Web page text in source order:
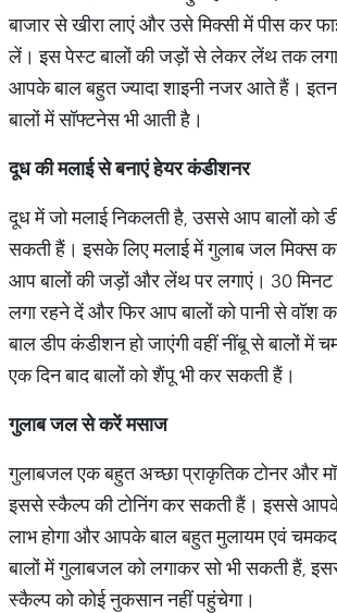
बाजार से खीरा लाएं और उसे मिक्‍सी में पीस कर
लें। इस पेस्ट बालों की जड़ों से लेकर लेंथ तक
आपके बाल बहुत ज्यादा शाइनी नजर आते हैं।
बालों में सॉफ्टनेस भी आती है।
दूध की मलाई से बनाएं हेयर कंडीशनर
दूध में जो मलाई निकलती है, उससे आप बालों को
सकती हैं। इसके लिए मलाई में गुलाब जल मिक्‍स
आप बालों की जड़ों और लेंथ पर लगाएं। 30
लगा रहने दें और फिर आप बालों को पानी से वॉश
बाल डीप कंडीशन हो जाएंगी वहीं नींबू से बालों
एक दिन बाद बालों को शैंपू भी कर सकती हैं।
गुलाब जल से करें मसाज
गुलाबजल एक बहुत अच्छा प्राकृतिक टोनर और
इससे स्कैल्प की टोनिंग कर सकती हैं। इससे आपके
लाभ होगा और आपके बाल बहुत मुलायम एवं
बालों में गुलाबजल को लगाकर सो भी सकती हैं,
स्कैल्प को कोई नुकसान नहीं पहुंचेगा।